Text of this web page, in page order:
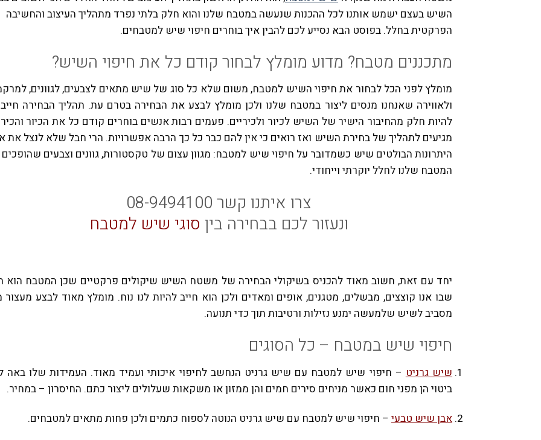
השיש בעצם ישמש אותנו לכל ההכנות שנעשה במטבח שלנו והוא חלק בלתי נפרד מתהליך העיצוב והחשיבה
הפרקטית בחלל. בפוסט הבא נסייע לכם להבין איך בוחרים חיפוי שיש למטבחים.
מתכננים מטבח? מדוע מומלץ לבחור קודם כל את חיפוי השיש?
מומלץ לפני הכל לבחור את חיפוי השיש למטבח, משום שלא כל סוג של שיש מתאים לצבעים,לגוונים,
ולאווירה שאנחנו מנסים ליצור במטבח שלנו ולכן מומלץ לבצע את הבחירה בטרם עת. תהליך הבחירה
להיות חלק מהחיבור הישיר של השיש לכיור ולכיריים. פעמים רבות אנשים בוחרים קודם כל את הכיור
מגיעים לתהליך של בחירת השיש ואז רואים כי אין להם כבר כל כך הרבה אפשרויות. הרי חבל שלא לנצל את
היתרונות הבולטים שיש כשמדובר על חיפוי שיש למטבח: מגוון עצום של טקסטורות,גוונים וצבעים
המטבח שלנו לחלל יוקרתי וייחודי.
צרו איתנו קשר 08-9494100
ונעזור לכם בבחירה בין סוגי שיש למטבח
יחד עם זאת, חשוב מאוד להכניס בשיקולי הבחירה של משטח השיש שיקולים פרקטיים שכן המטבח הוא
שבו אנו קוצצים, מבשלים, מטגנים, אופים ומאדים ולכן הוא חייב להיות לנו נוח. מומלץ מאוד לבצע מעצור
מסביב לשיש שלמעשה ימנע נזילות ורטיבות תוך כדי תנועה.
חיפוי שיש במטבח – כל הסוגים
שיש גרניט – חיפוי שיש למטבח עם שיש גרניט הנחשב לחיפוי איכותי ועמיד מאוד. העמידות שלו באה
ביטוי הן מפני חום כאשר מניחים סירים חמים והן ממזון או משקאות שעלולים ליצור כתם. החיסרון – במחיר.
אבן שיש טבעי – חיפוי שיש למטבח עם שיש גרניט הנוטה לספוח כתמים ולכן פחות מתאים למטבחים.